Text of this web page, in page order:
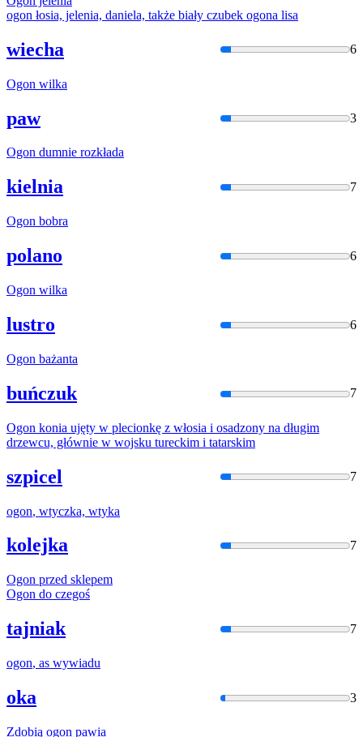
ogon łosia, jelenia, daniela, także biały czubek ogona lisa
wiecha 6
Ogon wilka
paw 3
Ogon dumnie rozkłada
kielnia 7
Ogon bobra
polano 6
Ogon wilka
lustro 6
Ogon bażanta
buńczuk 7
Ogon konia ujęty w plecionkę z włosia i osadzony na długim
drzewcu, głównie w wojsku tureckim i tatarskim
szpicel 7
ogon, wtyczka, wtyka
kolejka 7
Ogon przed sklepem
Ogon do czegoś
tajniak 7
ogon, as wywiadu
oka 3
Zdobią ogon pawia